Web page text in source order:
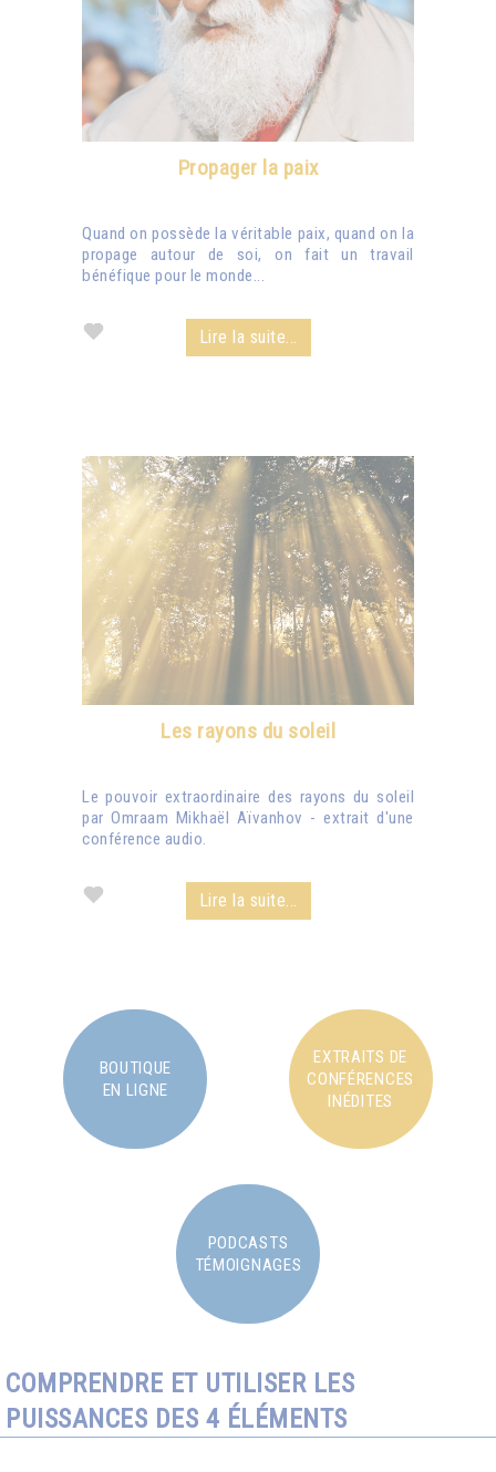
Propager la paix
Quand on possède la véritable paix, quand on la
propage autour de soi, on fait un travail
bénéfique pour le monde...
Lire la suite...
Les rayons du soleil
Le pouvoir extraordinaire des rayons du soleil
par Omraam Mikhaël Aïvanhov - extrait d'une
conférence audio.
Lire la suite...
BOUTIQUE
EN LIGNE
EXTRAITS DE
CONFÉRENCES
INÉDITES
PODCASTS
TÉMOIGNAGES
COMPRENDRE ET UTILISER LES
PUISSANCES DES 4 ÉLÉMENTS